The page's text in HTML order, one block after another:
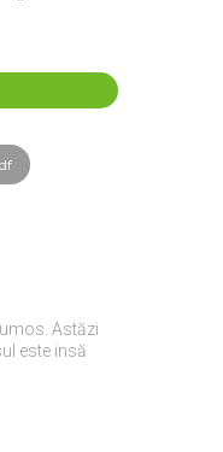
Astăzi
este insă